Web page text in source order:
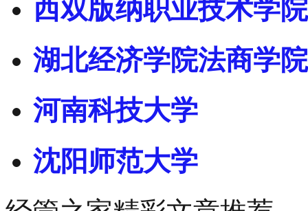
西双版纳职业技术学院
湖北经济学院法商学院
河南科技大学
沈阳师范大学